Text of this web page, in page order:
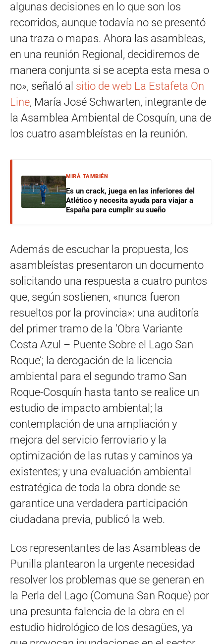
algunas decisiones en lo que son los
recorridos, aunque todavía no se presentó
una traza o mapas. Ahora las asambleas,
en una reunión Regional, decidiremos de
manera conjunta si se acepta esta mesa o
no», señaló al sitio de web La Estafeta On
Line, María José Schwarten, integrante de
la Asamblea Ambiental de Cosquín, una de
los cuatro asambleístas en la reunión.
MIRÁ TAMBIÉN
Es un crack, juega en las inferiores del
Atlético y necesita ayuda para viajar a
España para cumplir su sueño
Además de escuchar la propuesta, los
asambleístas presentaron un documento
solicitando una respuesta a cuatro puntos
que, según sostienen, «nunca fueron
resueltos por la provincia»: una auditoría
del primer tramo de la ‘Obra Variante
Costa Azul – Puente Sobre el Lago San
Roque’; la derogación de la licencia
ambiental para el segundo tramo San
Roque-Cosquín hasta tanto se realice un
estudio de impacto ambiental; la
contemplación de una ampliación y
mejora del servicio ferroviario y la
optimización de las rutas y caminos ya
existentes; y una evaluación ambiental
estratégica de toda la obra donde se
garantice una verdadera participación
ciudadana previa, publicó la web.
Los representantes de las Asambleas de
Punilla plantearon la urgente necesidad
resolver los problemas que se generan en
la Perla del Lago (Comuna San Roque) por
una presunta falencia de la obra en el
estudio hidrológico de los desagües, ya